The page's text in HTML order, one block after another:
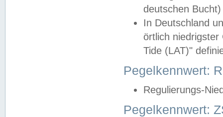
deutschen
In Deutschland
örtlich
Tide (LAT)"
Pegelkennwert:
Regulierungs-
Pegelkennwert: